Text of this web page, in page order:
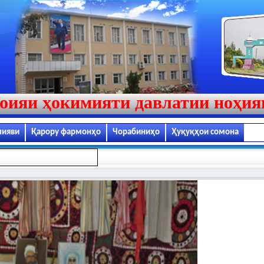
ҳокимияти давлатии
Қарору фармонҳо Чорабиниҳо Ҳуқуқҳои сомона